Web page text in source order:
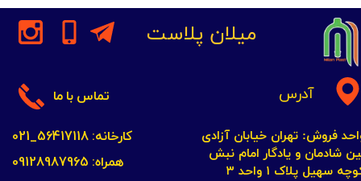
تماس با ما
میلان پلاست
کارخانه: 56417118_021
همراه: 09128987965
آدرس
فروش: تهران خیابان آزادی
شادمان و یادگار امام نبش
سهیل پلاک ۱ واحد ۳​​​​​​​